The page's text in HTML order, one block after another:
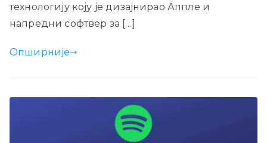
технологију коју је дизајнирао Аппле и
напредни софтвер за […]
Опширније